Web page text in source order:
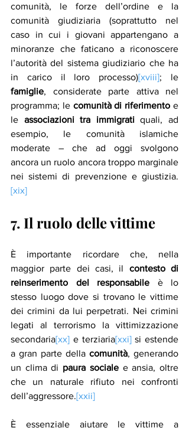
comunità, le forze dell’ordine e la
comunità giudiziaria (soprattutto nel
caso in cui i giovani appartengano a
minoranze che faticano a riconoscere
l’autorità del sistema giudiziario che ha
in carico il loro processo)[xviii]
famiglie, considerate parte attiva nel
programma; le comunità di riferimento e
le associazioni tra immigrati quali, ad
esempio, le comunità islamiche
moderate – che ad oggi svolgono
ancora un ruolo ancora troppo marginale
nei sistemi di prevenzione e giustizia.
[xix]
7. Il ruolo delle vittime
È importante ricordare che, nella
maggior parte dei casi, il contesto di
reinserimento del responsabile è lo
stesso luogo dove si trovano le vittime
dei crimini da lui perpetrati. Nei crimini
legati al terrorismo la vittimizzazione
secondaria[xx] e terziaria[xxi] si estende
a gran parte della comunità, generando
un clima di paura sociale e ansia, oltre
che un naturale rifiuto nei confronti
dell’aggressore.[xxii]
È essenziale aiutare le vittime a